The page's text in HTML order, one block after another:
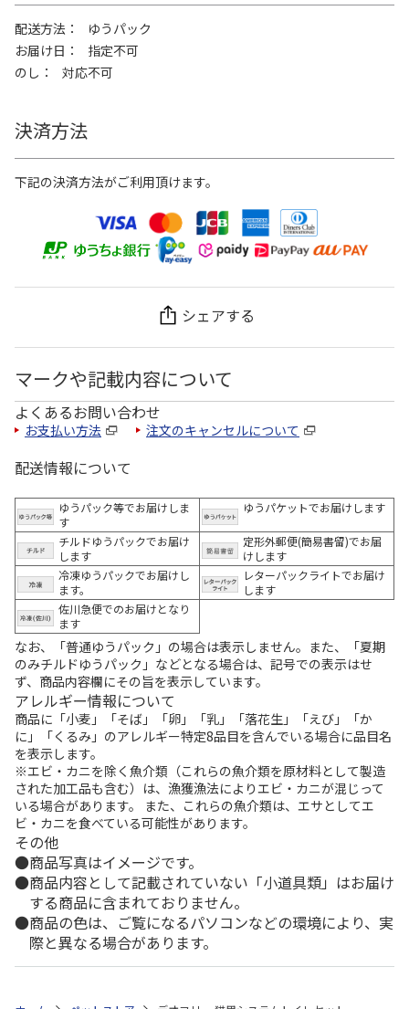
配送方法
ゆうパック
お届け日
指定不可
のし
対応不可
決済方法
下記の決済方法がご利用頂けます。
シェアする
マークや記載内容について
よくあるお問い合わせ
お支払い方法 注文のキャンセルについて
配送情報について
ゆうパック等でお届けしま
す
ゆうパケットでお届けします
チルドゆうパックでお届け
します
定形外郵便(簡易書留)でお届
けします
冷凍ゆうパックでお届けし
ます。
レターパックライトでお届け
します
佐川急便でのお届けとなり
ます
なお、「普通ゆうパック」の場合は表示しません。また、「夏期
のみチルドゆうパック」などとなる場合は、記号での表示はせ
ず、商品内容欄にその旨を表示しています。
アレルギー情報について
商品に「小麦」「そば」「卵」「乳」「落花生」「えび」「か
に」「くるみ」のアレルギー特定8品目を含んでいる場合に品目名
を表示します。
※エビ・カニを除く魚介類（これらの魚介類を原材料として製造
された加工品も含む）は、漁獲漁法によりエビ・カニが混じって
いる場合があります。 また、これらの魚介類は、エサとしてエ
ビ・カニを食べている可能性があります。
その他
商品写真はイメージです。
商品内容として記載されていない「小道具類」はお届け
する商品に含まれておりません。
商品の色は、ご覧になるパソコンなどの環境により、実
際と異なる場合があります。